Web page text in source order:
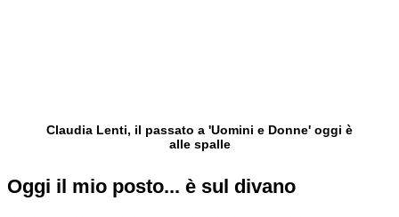
Claudia Lenti, il passato a 'Uomini e Donne' oggi è
alle spalle
Oggi il mio posto... è sul divano